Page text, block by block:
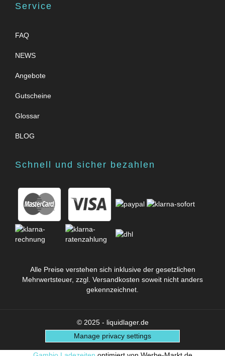
Service
FAQ
NEWS
Angebote
Gutscheine
Glossar
BLOG
Schnell und sicher bezahlen
Alle Preise verstehen sich inklusive der gesetzlichen
Mehrwertsteuer, zzgl. Versandkosten soweit nicht anders
gekennzeichnet.
© 2025 - liquidlager.de
Manage privacy settings